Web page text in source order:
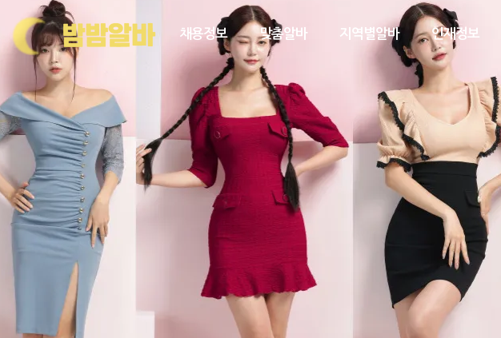
채용정보 맞춤알바 지역별알바 인재정보